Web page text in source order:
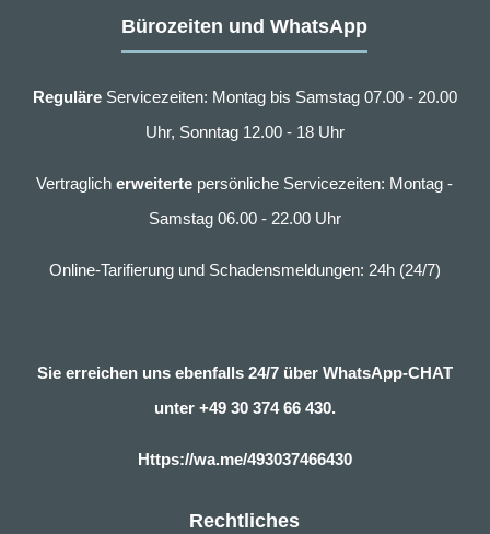
Bürozeiten und WhatsApp
ReguläreServicezeiten: Montag bis Samstag 07.00 - 20.00
Uhr, Sonntag 12.00 - 18 Uhr
Vertraglicherweiterte persönliche Servicezeiten: Montag -
Samstag 06.00 - 22.00 Uhr
Online-Tarifierung und Schadensmeldungen: 24h (24/7)
Sie erreichen uns ebenfalls 24/7 über WhatsApp-CHAT
unter +49 30 374 66 430.
Https://wa.me/493037466430
Rechtliches